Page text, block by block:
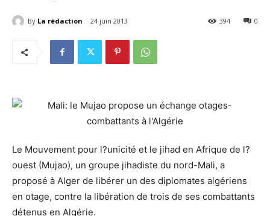
By La rédaction 24 juin 2013 0
394
Le Mouvement pour l?unicité et le jihad en Afrique de l?
ouest (Mujao), un groupe jihadiste du nord-Mali, a
proposé à Alger de libérer un des diplomates algériens
en otage, contre la libération de trois de ses combattants
détenus en Algérie.